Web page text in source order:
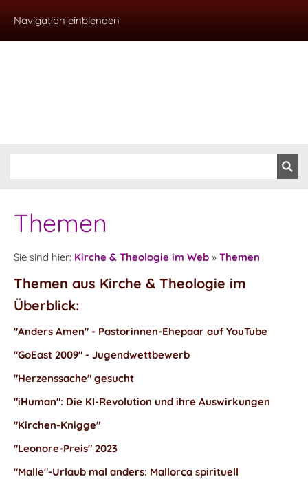
Navigation einblenden
Themen
Sie sind hier: Kirche & Theologie im Web » Themen
Themen aus Kirche & Theologie im
Überblick:
"Anders Amen" - Pastorinnen-Ehepaar auf YouTube
"GoEast 2009" - Jugendwettbewerb
"Herzenssache" gesucht
"iHuman": Die KI-Revolution und ihre Auswirkungen
"Kirchen-Knigge"
"Leonore-Preis" 2023
"Malle"-Urlaub mal anders: Mallorca spirituell